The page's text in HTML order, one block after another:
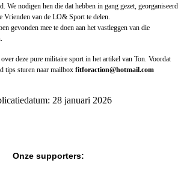
We nodigen hen die dat hebben in gang gezet, georganiseerd
Vrienden van de LO& Sport te delen.
gevonden mee te doen aan het vastleggen van die
deze pure militaire sport in het artikel van Ton. Voordat
tips sturen naar mailbox fitforaction@hotmail.com
28 januari 2026
Onze supporters: